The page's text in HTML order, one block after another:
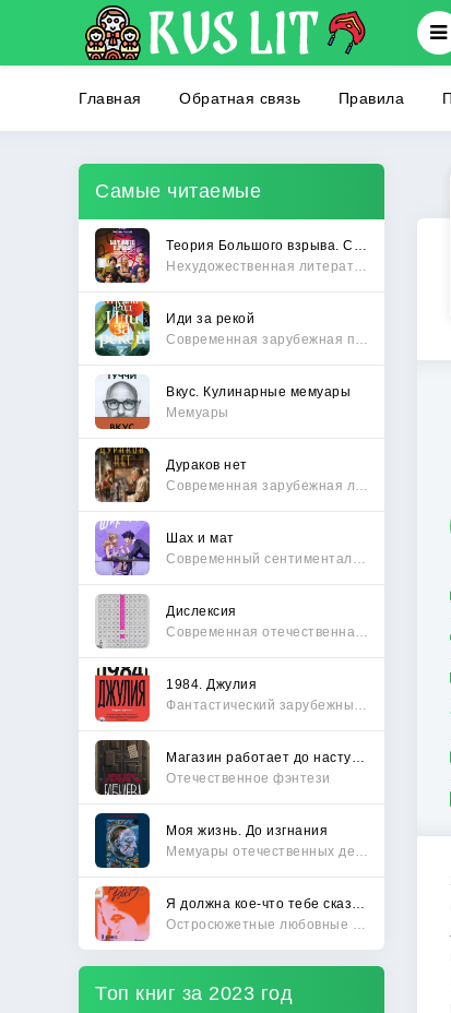
Главная Обратная связь Правила
Самые читаемые
Иди за рекой
Вкус. Кулинарные мемуары
Мемуары
Дураков нет
Шах и мат
Дислексия
1984. Джулия
Отечественное фэнтези
Моя жизнь. До изгнания
Топ книг за 2023 год